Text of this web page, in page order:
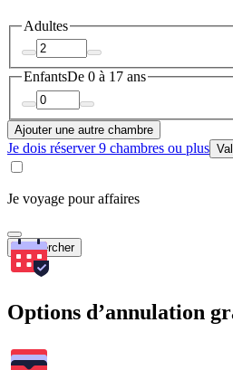
Adultes
EnfantsDe 0 à 17 ans
Ajouter une autre chambre
Je dois réserver 9 chambres ou plus
Je voyage pour affaires
Rechercher
Options d’annulation